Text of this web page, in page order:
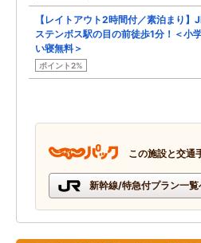
【レイトアウト2時間付／素泊まり】
ステンボス駅の目の前徒歩1分！＜小
い寝無料＞
ポイント2%
この施設と交通
新幹線/特急付プラン一覧